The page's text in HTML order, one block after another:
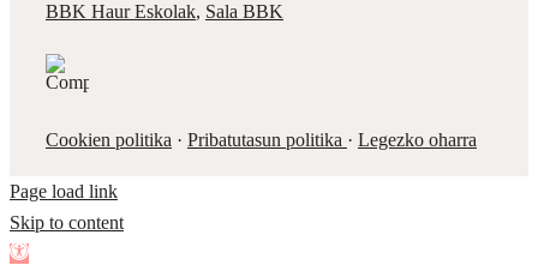
BBK Haur Eskolak, Sala BBK
Cookien politika · Pribatutasun politika · Legezko oharra
Page load link
Skip to content
Open